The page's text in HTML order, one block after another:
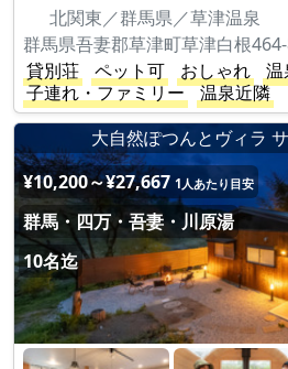
北関東／群馬県／草津温泉
群馬県吾妻郡草津町草津白根
貸別荘
ペット可 おしゃれ 温
子連れ・ファミリー
温泉近隣
大自然ぽつんとヴィラ
¥10,200～¥27,667 1人あたり目安
群馬・四万・吾妻・川原湯
10名迄